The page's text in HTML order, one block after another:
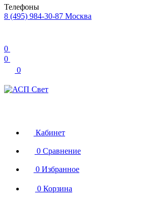
Телефоны
8 (495) 984-30-87 Москва
0
0
0
Кабинет
0 Сравнение
0 Избранное
0 Корзина